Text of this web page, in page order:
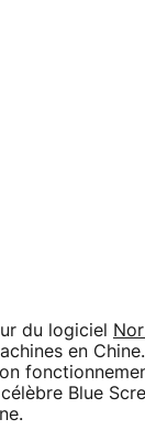
du logiciel
en
Blue